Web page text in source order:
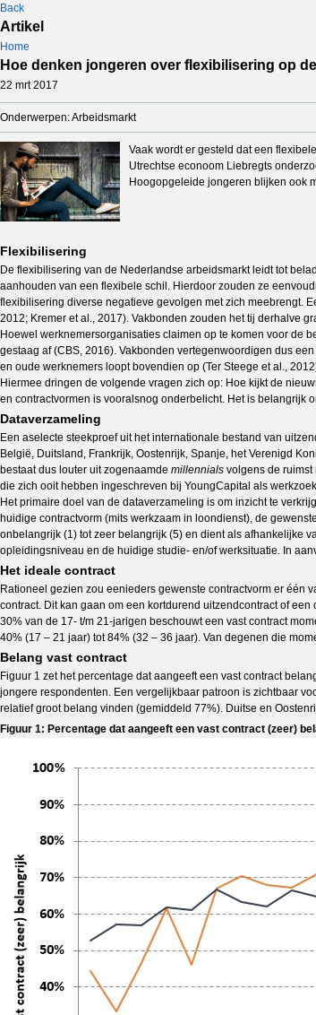
Back
Artikel
Home
Hoe denken jongeren over flexibilisering op
22 mrt 2017
Onderwerpen: Arbeidsmarkt
Vaak wordt er gesteld dat een
Utrechtse econoom Liebregts
Hoogopgeleide jongeren blijken ook
Flexibilisering
De flexibilisering van de Nederlandse arbeidsmarkt leidt tot
aanhouden van een flexibele schil. Hierdoor zouden ze
flexibilisering diverse negatieve gevolgen met zich meebrengt.
2012; Kremer et al., 2017). Vakbonden zouden het tij derhalve
Hoewel werknemersorganisaties claimen op te komen voor de
gestaag af (CBS, 2016). Vakbonden vertegenwoordigen dus
en oude werknemers loopt bovendien op (Ter Steege et al.,
Hiermee dringen de volgende vragen zich op: Hoe kijkt de
en contractvormen is vooralsnog onderbelicht. Het is belangrijk
Dataverzameling
Een aselecte steekproef uit het internationale bestand van
België, Duitsland, Frankrijk, Oostenrijk, Spanje, het Verenigd
bestaat dus louter uit zogenaamde millennials volgens de
die zich ooit hebben ingeschreven bij YoungCapital als
Het primaire doel van de dataverzameling is om inzicht te
huidige contractvorm (mits werkzaam in loondienst), de
onbelangrijk (1) tot zeer belangrijk (5) en dient als afhankelijke
opleidingsniveau en de huidige studie- en/of werksituatie. In
Het ideale contract
Rationeel gezien zou eenieders gewenste contractvorm er één
contract. Dit kan gaan om een kortdurend uitzendcontract of
30% van de 17- t/m 21-jarigen beschouwt een vast contract
40% (17 – 21 jaar) tot 84% (32 – 36 jaar). Van degenen die
Belang vast contract
Figuur 1 zet het percentage dat aangeeft een vast contract
jongere respondenten. Een vergelijkbaar patroon is zichtbaar
relatief groot belang vinden (gemiddeld 77%). Duitse en
Figuur 1: Percentage dat aangeeft een vast contract (zeer)